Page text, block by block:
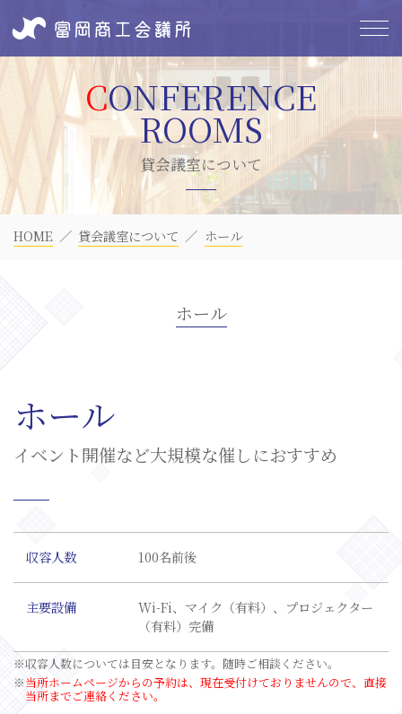
貸会議室について
HOME 貸会議室について ホール
ホール
ホール
イベント開催など大規模な催しにおすすめ
収容人数 100名前後
主要設備
Wi-Fi、マイク（有料）、プロジェクター
（有料）完備
収容人数については目安となります。随時ご相談ください。
当所ホームページからの予約は、現在受付けておりませんので、 直接
当所までご連絡ください。